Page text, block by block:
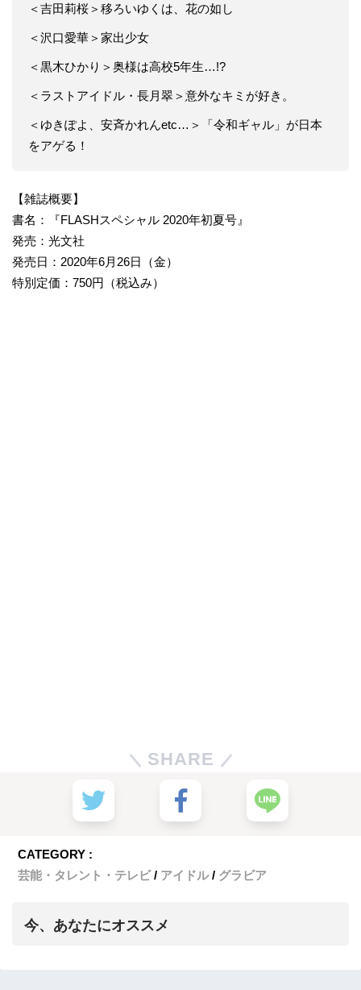
＜吉田莉桜＞移ろいゆくは、花の如し
＜沢口愛華＞家出少女
＜黒木ひかり＞奥様は高校5年生…!?
＜ラストアイドル・長月翠＞意外なキミが好き。
＜ゆきぽよ、安斉かれんetc…＞「令和ギャル」が日本
をアゲる！
【雑誌概要】
書名：『FLASHスペシャル 2020年初夏号』
発売：光文社
発売日：2020年6月26日（金）
特別定価：750円（税込み）
SHARE
CATEGORY :
芸能・タレント・テレビ
アイドル グラビア
今、あなたにオススメ